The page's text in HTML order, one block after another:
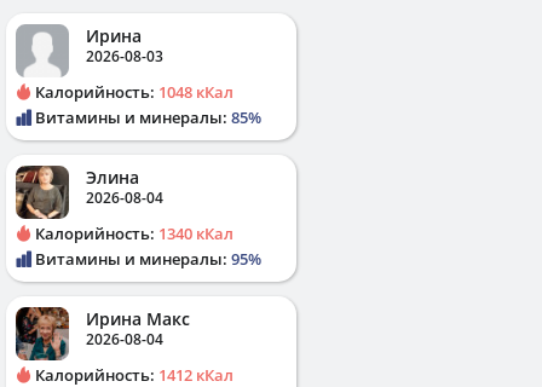
Ирина
2026-08-03
Калорийность: 1048 кКал
Витамины и минералы: 85%
Элина
2026-08-04
Калорийность: 1340 кКал
Витамины и минералы: 95%
Ирина Макс
2026-08-04
Калорийность: 1412 кКал